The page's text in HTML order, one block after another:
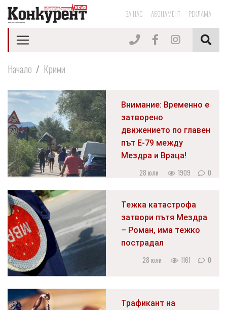
ЗА НАС АБОНАМЕНТ РЕКЛАМА
Начало Крими
Внимание: Временно е
затворено
движението по главен
път Е-79 между
Мездра и Враца!
28 юли 1909 0
Тежка катастрофа
затвори пътя Мездра
– Роман, има тежко
пострадал
28 юли 1161 0
Трафикант на